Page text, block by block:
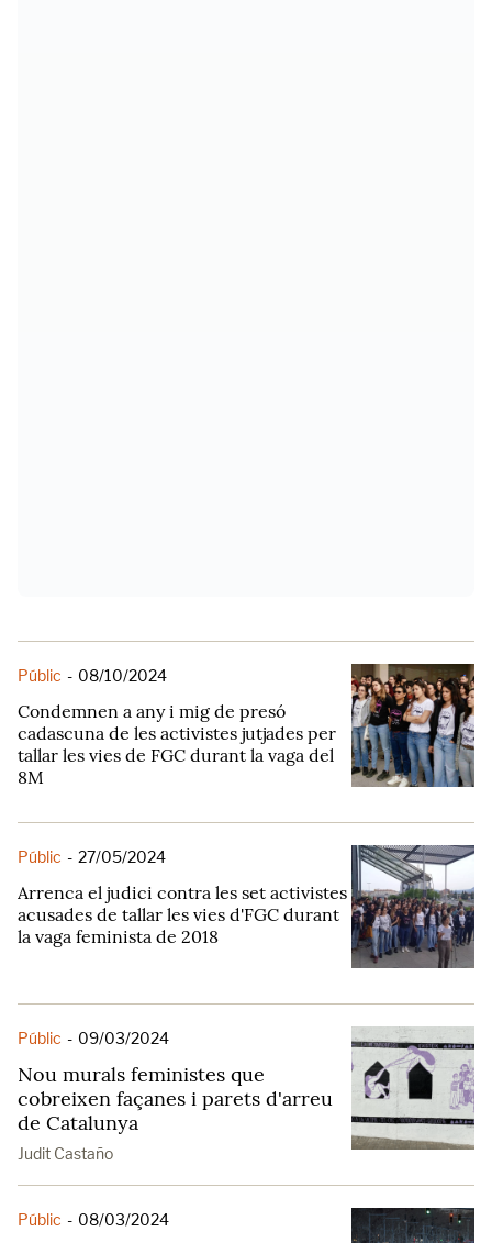
Públic - 08/10/2024
Condemnen a any i mig de presó
cadascuna de les activistes jutjades per
tallar les vies de FGC durant la vaga del
8M
Públic - 27/05/2024
Arrenca el judici contra les set activistes
acusades de tallar les vies d'FGC durant
la vaga feminista de 2018
Públic - 09/03/2024
Nou murals feministes que
cobreixen façanes i parets d'arreu
de Catalunya
Judit Castaño
Públic - 08/03/2024